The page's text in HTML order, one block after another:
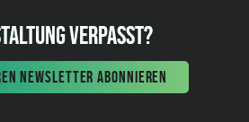
VERPASST?
NEWSLETTER ABONNIEREN